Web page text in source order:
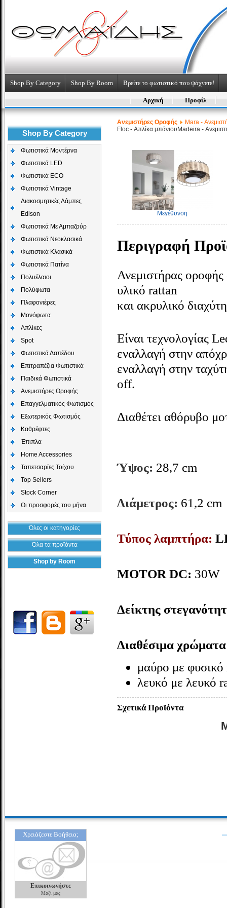
Shop By Category Shop By Room Βρείτε το φωτιστικό που ψάχνετε!
Αρχική Προφίλ
Shop By Category
Φωτιστικά Μοντέρνα
Φωτιστικά LED
Φωτιστικά ECO
Φωτιστικά Vintage
Διακοσμητικές Λάμπες
Edison
Φωτιστικά Με Αμπαζούρ
Φωτιστικά Νεοκλασικά
Φωτιστικά Κλασικά
Φωτιστικά Πατίνα
Πολυέλαιοι
Πολύφωτα
Πλαφονιέρες
Μονόφωτα
Απλίκες
Spot
Φωτιστικά Δαπέδου
Επιτραπέζια Φωτιστικά
Παιδικά Φωτιστικά
Aνεμιστήρες Οροφής
Επαγγελματικός Φωτισμός
Εξωτερικός Φωτισμός
Καθρέφτες
Έπιπλα
Home Accessories
Ταπετσαρίες Τοίχου
Top Sellers
Stock Corner
Οι προσφορές του μήνα
Όλες οι κατηγορίες
Όλα τα προϊόντα
Shop by Room
Aνεμιστήρες Οροφής
Mara -
Floc - Απλίκα μπάνιου Madeira -
Μεγέθυνση
Περιγραφή
Ανεμιστήρας
υλικό rattan
και ακρυλικό
Είναι τεχνολογίας
εναλλαγή στην
εναλλαγή στην
off.
Διαθέτει αθόρυβο
Ύψος: 28,7 cm
Διάμετρος: 61,2 cm
Τύπος λαμπτήρα:
MOTOR DC: 30W
Δείκτης
Διαθέσιμα
μαύρο με
λευκό με λευκό
Σχετικά Προϊόντα
Χρειάζεστε Βοήθεια;
Επικοινωνήστε
Μαζί μας